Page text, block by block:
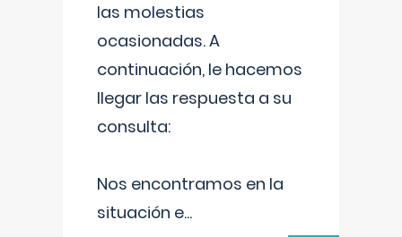
las molestias
ocasionadas. A
continuación, le hacemos
llegar las respuesta a su
consulta:
Nos encontramos en la
situación e...